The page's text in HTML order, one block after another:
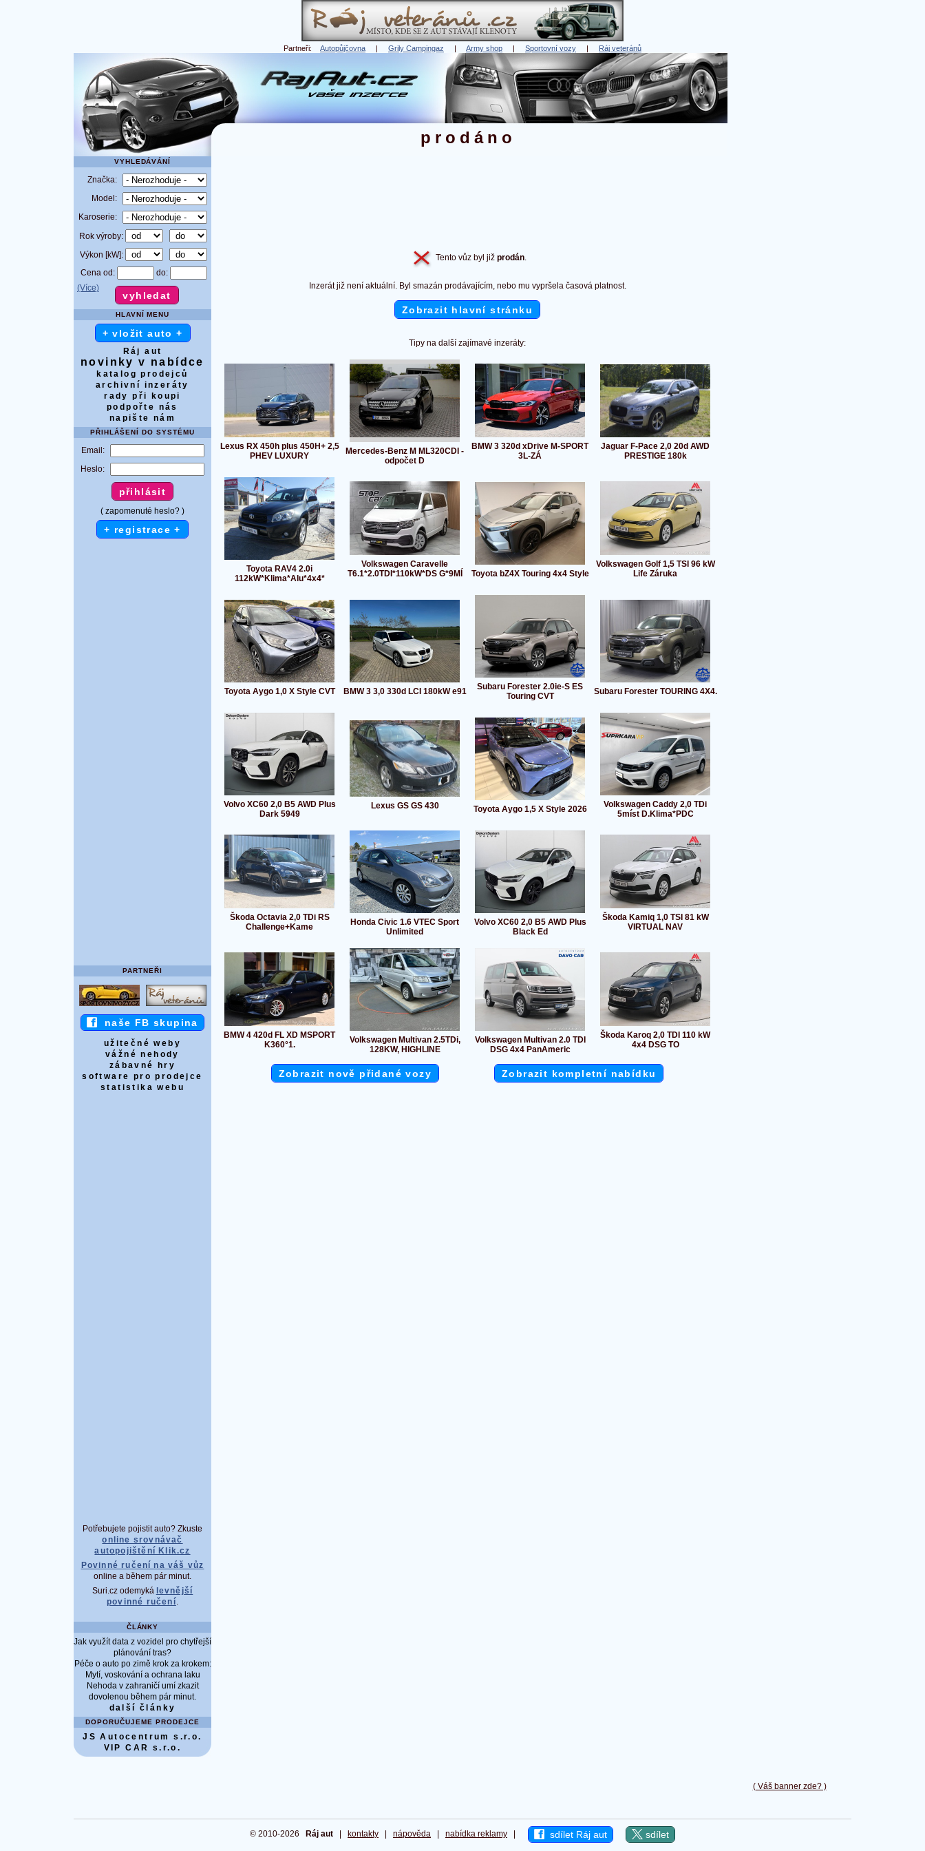
Partneři: Autopůjčovna | Grily Campingaz | Army shop | Sportovní vozy | Ráj veteránů
( Váš banner zde? )
prodáno
VYHLEDÁVÁNÍ
Značka:
Model:
Karoserie:
Rok výroby:
Výkon [kW]:
Cena od:
do:
(Více)
HLAVNÍ MENU
+ vložit auto +
Ráj aut
novinky v nabídce
katalog prodejců
archivní inzeráty
rady při koupi
podpořte nás
napište nám
PŘIHLÁŠENÍ DO SYSTÉMU
Email:
Heslo:
( zapomenuté heslo? )
+ registrace +
PARTNEŘI
naše FB skupina
užitečné weby
vážné nehody
zábavné hry
software pro prodejce
statistika webu
Potřebujete pojistit auto? Zkuste
online srovnávač
autopojištění Klik.cz
Povinné ručení na váš vůz
online a během pár minut.
Suri.cz odemyká levnější
povinné ručení.
ČLÁNKY
Jak využít data z vozidel pro chytřejší
plánování tras?
Péče o auto po zimě krok za krokem:
Mytí, voskování a ochrana laku
Nehoda v zahraničí umí zkazit
dovolenou během pár minut.
další články
DOPORUČUJEME PRODEJCE
JS Autocentrum s.r.o.
VIP CAR s.r.o.
Tento vůz byl již prodán.
Inzerát již není aktuální. Byl smazán prodávajícím, nebo mu vypršela časová platnost.
Zobrazit hlavní stránku
Tipy na další zajímavé inzeráty:
Lexus RX 450h plus 450H+ 2,5
PHEV LUXURY
Mercedes-Benz M ML320CDI -
odpočet D
BMW 3 320d xDrive M-SPORT
3L-ZÁ
Jaguar F-Pace 2,0 20d AWD
PRESTIGE 180k
Toyota RAV4 2.0i
112kW*Klima*Alu*4x4*
Volkswagen Caravelle
T6.1*2.0TDI*110kW*DS G*9MÍ
Toyota bZ4X Touring 4x4 Style
Volkswagen Golf 1,5 TSI 96 kW
Life Záruka
Toyota Aygo 1,0 X Style CVT BMW 3 3,0 330d LCI 180kW e91
Subaru Forester 2.0ie-S ES
Touring CVT
Subaru Forester TOURING 4X4.
Volvo XC60 2,0 B5 AWD Plus
Dark 5949
Lexus GS GS 430 Toyota Aygo 1,5 X Style 2026
Volkswagen Caddy 2,0 TDi
5míst D.Klima*PDC
Škoda Octavia 2,0 TDi RS
Challenge+Kame
Honda Civic 1.6 VTEC Sport
Unlimited
Volvo XC60 2,0 B5 AWD Plus
Black Ed
Škoda Kamiq 1,0 TSI 81 kW
VIRTUAL NAV
BMW 4 420d FL XD MSPORT
K360°1.
Volkswagen Multivan 2.5TDi,
128KW, HIGHLINE
Volkswagen Multivan 2.0 TDI
DSG 4x4 PanAmeric
Škoda Karoq 2,0 TDI 110 kW
4x4 DSG TO
Zobrazit nově přidané vozy Zobrazit kompletní nabídku
© 2010-2026 Ráj aut kontakty nápověda nabídka reklamy sdílet Ráj aut sdílet